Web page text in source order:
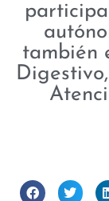
también